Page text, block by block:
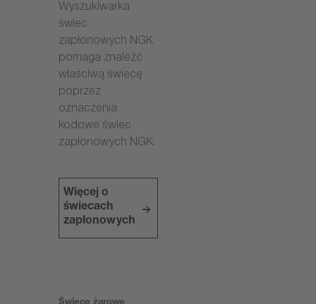
Wyszukiwarka
świec
zapłonowych NGK
pomaga znaleźć
właściwą świecę
poprzez
oznaczenia
kodowe świec
zapłonowych NGK.
Więcej o
świecach
zapłonowych